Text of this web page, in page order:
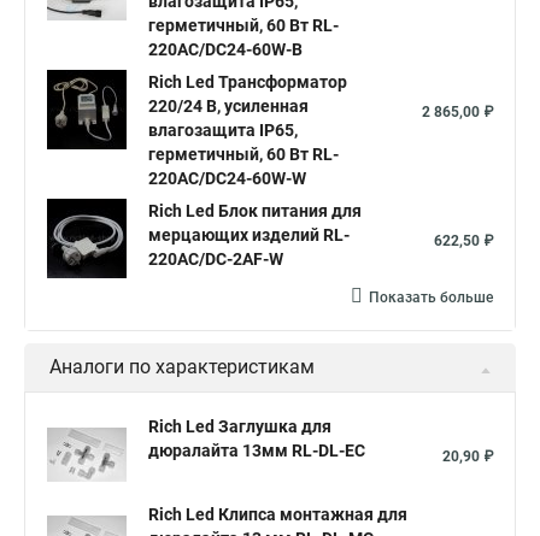
герметичный, 60 Вт RL-
220AC/DC24-60W-B
Rich Led Трансформатор
220/24 В, усиленная
влагозащита IP65,
герметичный, 60 Вт RL-
220AC/DC24-60W-W
2 865,00 ₽
Rich Led Блок питания для
мерцающих изделий RL-
220AC/DC-2AF-W
622,50 ₽
Показать больше
Аналоги по характеристикам
Rich Led Заглушка для
дюралайта 13мм RL-DL-EC
20,90 ₽
Rich Led Клипса монтажная для